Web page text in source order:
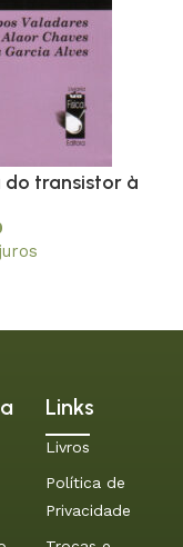
transistor à
Links
Livros
Política de
Privacidade